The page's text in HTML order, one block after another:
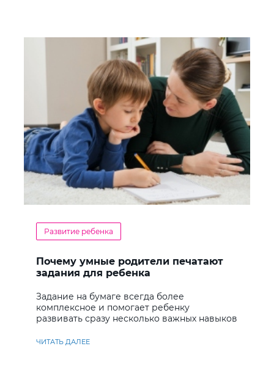
Развитие ребенка
Почему умные родители печатают
задания для ребенка
Задание на бумаге всегда более
комплексное и помогает ребенку
развивать сразу несколько важных навыков
ЧИТАТЬ ДАЛЕЕ